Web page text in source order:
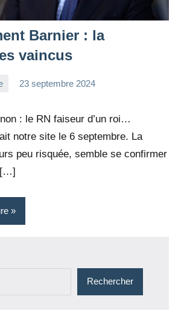
Barnier : la
vaincus
23 septembre 2024
: le RN faiseur d’un roi…
notre site le 6 septembre. La
peu risquée, semble se confirmer
[…]
Rechercher